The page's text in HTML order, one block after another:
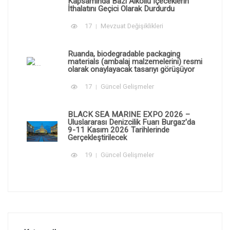
İthalatını Geçici Olarak Durdurdu
17 Mevzuat Değişiklikleri
Ruanda, biodegradable packaging
materials (ambalaj malzemelerini) resmi
olarak onaylayacak tasarıyı görüşüyor
17 Güncel Gelişmeler
BLACK SEA MARINE EXPO 2026 –
Uluslararası Denizcilik Fuarı Burgaz'da
9-11 Kasım 2026 Tarihlerinde
Gerçekleştirilecek
19 Güncel Gelişmeler